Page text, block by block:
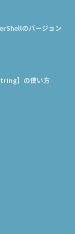
のバージョン
】の使い方